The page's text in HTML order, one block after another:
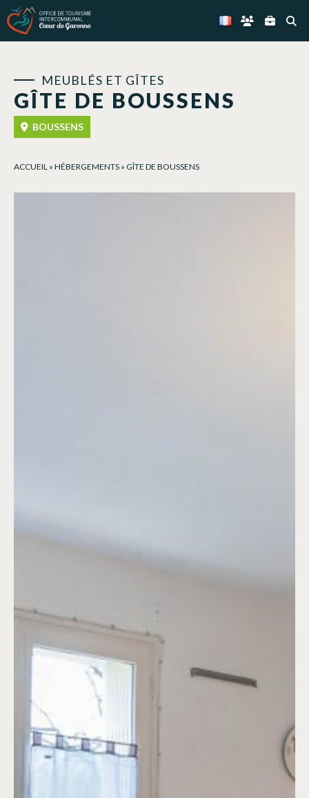
GÎTE DE BOUSSENS
MEUBLÉS ET GÎTES
BOUSSENS
ACCUEIL » HÉBERGEMENTS » GÎTE DE BOUSSENS
Panneau de gestion des cookies